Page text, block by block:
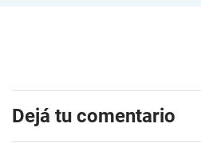
Dejá tu comentario